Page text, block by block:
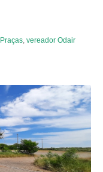
Praças, vereador Odair